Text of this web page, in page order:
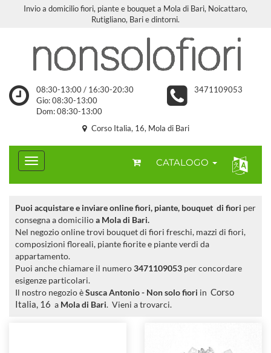
Invio a domicilio fiori, piante e bouquet a Mola di Bari, Noicattaro,
Rutigliano, Bari e dintorni.
08:30-13:00 / 16:30-20:30
Gio: 08:30-13:00
Dom: 08:30-13:00
3471109053
Corso Italia, 16, Mola di Bari
CATALOGO
Puoi acquistare e inviare online fiori, piante, bouquet di fiori per
consegna a domicilioa Mola di Bari.
Nel negozio online trovi bouquet di fiori freschi, mazzi di fiori,
composizioni floreali, piante fiorite e piante verdi da
appartamento.
Puoi anche chiamare il numero3471109053 per concordare
esigenze particolari.
Il nostro negozio èSusca Antonio - Non solo fiori in Corso
Italia, 16 a Mola di Bari. Vieni a trovarci.